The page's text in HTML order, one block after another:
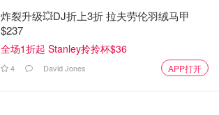
炸裂升级💥DJ折上3折 拉夫劳伦羽绒马甲
$237
全场1折起 Stanley拎拎杯$36
4 David Jones APP打开